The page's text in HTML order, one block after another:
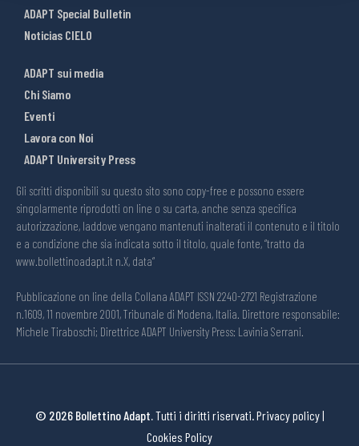
ADAPT Special Bulletin
Noticias CIELO
ADAPT sui media
Chi Siamo
Eventi
Lavora con Noi
ADAPT University Press
Gli scritti disponibili su questo sito sono copy-free e possono essere
singolarmente riprodotti on line o su carta, anche senza specifica
autorizzazione, laddove vengano mantenuti inalterati il contenuto e il titolo
e a condizione che sia indicata sotto il titolo, quale fonte, “tratto da
www.bollettinoadapt.it n.X, data“
Pubblicazione on line della Collana ADAPT ISSN 2240-2721 Registrazione
n.1609, 11 novembre 2001, Tribunale di Modena, Italia. Direttore responsabile:
Michele Tiraboschi; Direttrice ADAPT University Press: Lavinia Serrani.
© 2026 Bollettino Adapt.Tutti i diritti riservati.Privacy policy|
Cookies Policy